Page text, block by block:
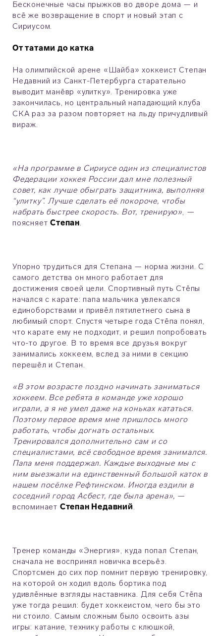
Бесконечные часы прыжков во дворе дома — и
всё же возвращение в спорт и новый этап с
Сириусом.
От татами до катка
На олимпийской арене «Шайба» хоккеист Степан
Недавний из Санкт-Петербурга старательно
выводит манёвр «улитку». Тренировка уже
закончилась, но центральный нападающий клуба
СКА раз за разом повторяет на льду причудливый
вираж.
«На программе в Сириусе один из специалистов
Федерации хоккея России дал мне полезный
совет, как лучше обыграть защитника, выполняя
“улитку”. Лучше сделать её покороче, чтобы
набрать быстрее скорость. Вот, тренирую», —
поясняетСтепан.
Упорно трудиться для Степана — норма жизни. С
самого детства он много работает для
достижения своей цели. Спортивный путь Стёпы
начался с карате: папа мальчика увлекался
единоборствами и привёл пятилетнего сына в
любимый спорт. Спустя четыре года Стёпа понял,
что карате ему не подходит, и решил попробовать
что-то другое. В то время все друзья вокруг
занимались хоккеем, вслед за ними в секцию
перешёл и Степан.
«В этом возрасте поздно начинать заниматься
хоккеем. Все ребята в команде уже хорошо
играли, а я не умел даже на коньках кататься.
Поэтому первое время мне пришлось много
работать, чтобы догнать остальных.
Тренировался дополнительно сам и со
специалистами, всё свободное время занимался.
Папа меня поддержал. Каждые выходные мы с
ним выезжали на единственный большой каток в
нашем посёлке Рефтинском. Иногда ездили в
соседний город Асбест, где была арена», —
вспоминает Степан Недавний.
Тренер команды «Энергия», куда попал Степан,
сначала не воспринял новичка всерьёз.
Спортсмен до сих пор помнит первую тренировку,
на которой он ходил вдоль бортика под
удивлённые взгляды наставника. Для себя Стёпа
уже тогда решил: будет хоккеистом, чего бы это
ни стоило. Самым сложным было освоить азы
игры: катание, технику работы с клюшкой,